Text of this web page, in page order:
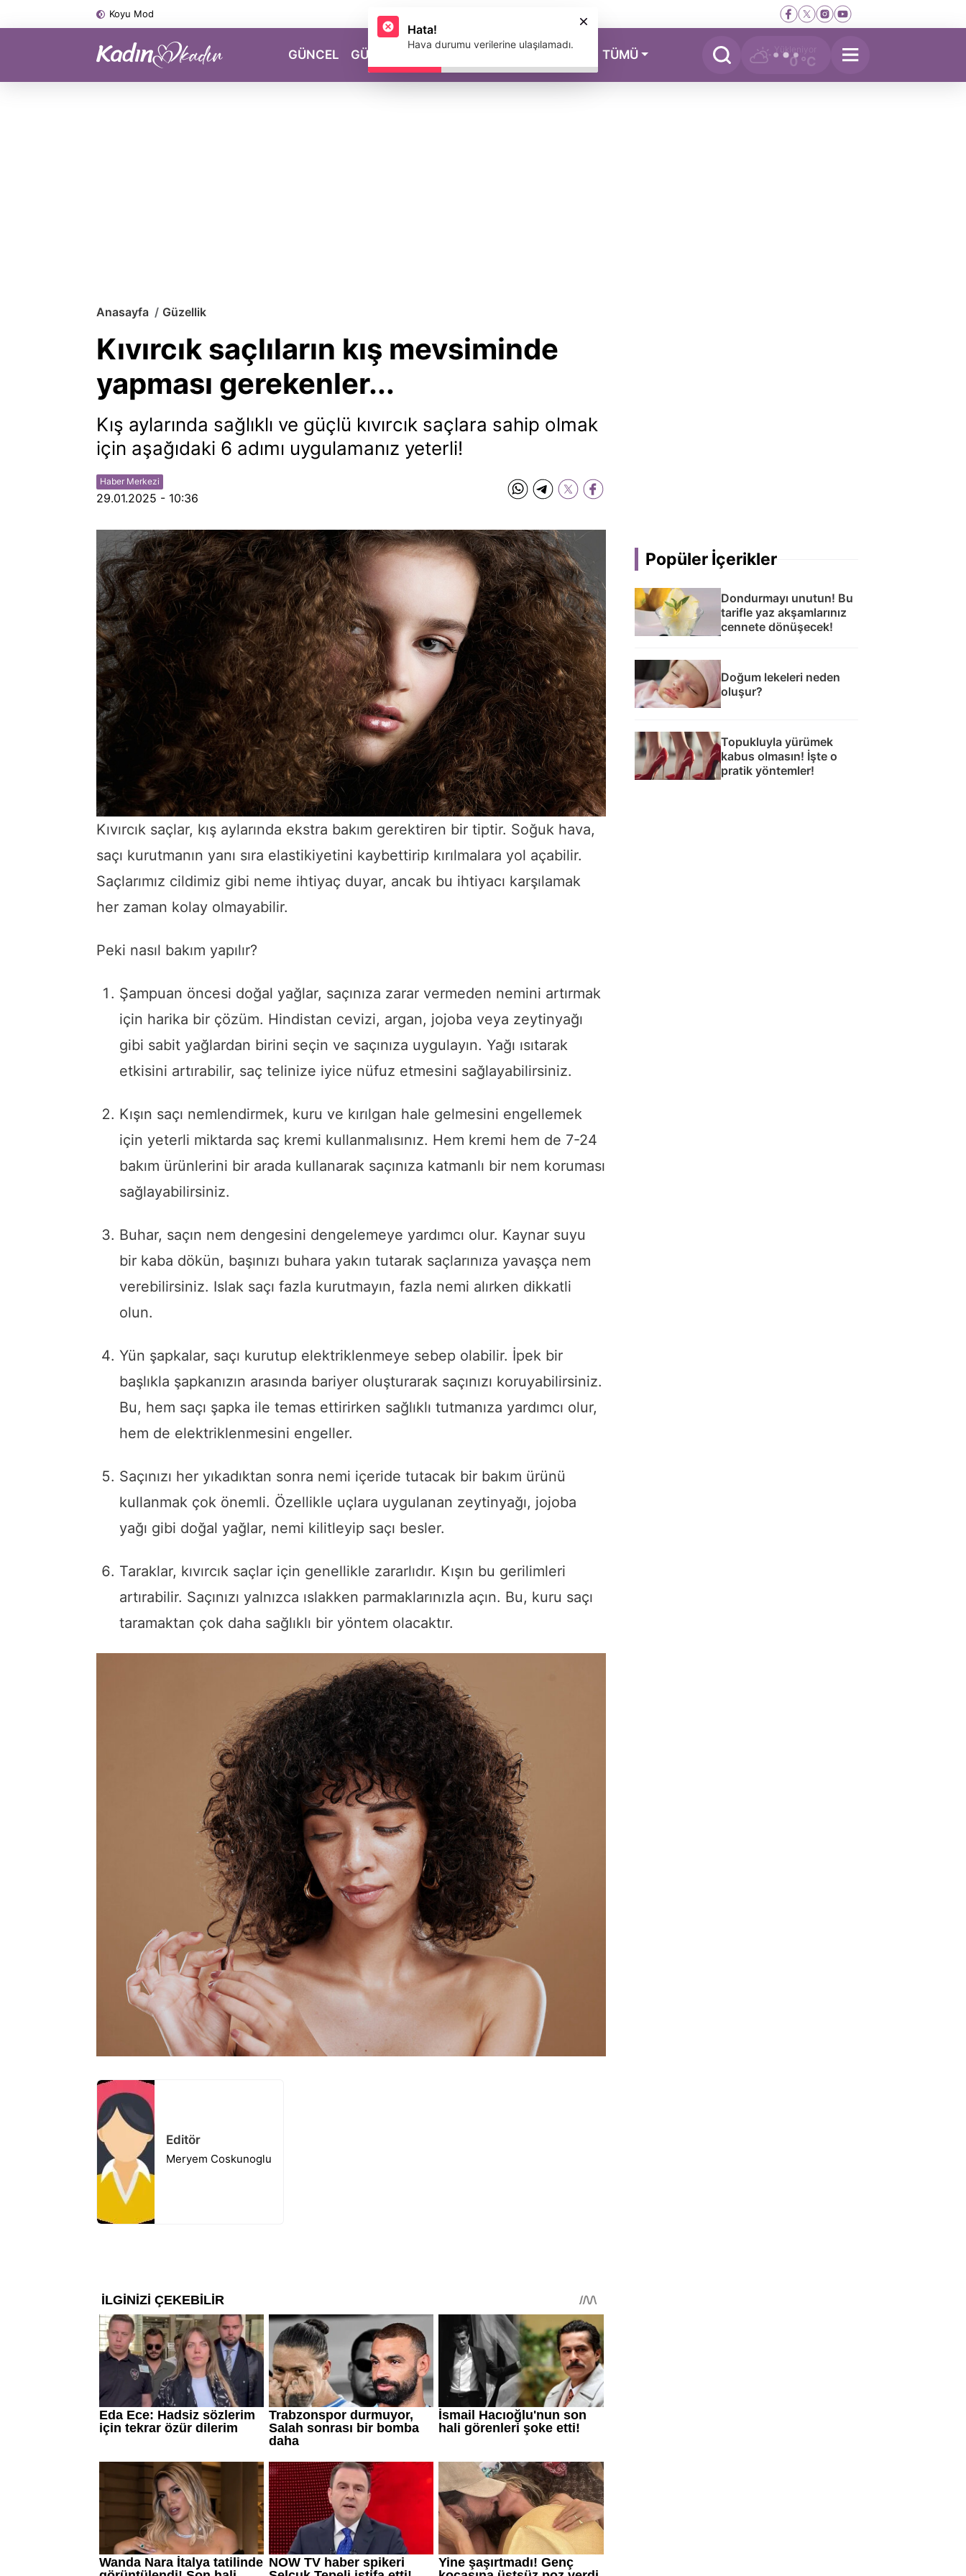
Koyu Mod
GÜNCEL GÜZELLİK MAGAZİN TÜMÜ Yükleniyor
0 °C
Anasayfa Güzellik
Kıvırcık saçlıların kış mevsiminde
yapması gerekenler...
Kış aylarında sağlıklı ve güçlü kıvırcık saçlara sahip olmak
için aşağıdaki 6 adımı uygulamanız yeterli!
Haber Merkezi
29.01.2025 - 10:36
Kıvırcık saçlar, kış aylarında ekstra bakım gerektiren bir tiptir. Soğuk hava,
saçı kurutmanın yanı sıra elastikiyetini kaybettirip kırılmalara yol açabilir.
Saçlarımız cildimiz gibi neme ihtiyaç duyar, ancak bu ihtiyacı karşılamak
her zaman kolay olmayabilir.
Peki nasıl bakım yapılır?
Şampuan öncesi doğal yağlar, saçınıza zarar vermeden nemini artırmak
için harika bir çözüm. Hindistan cevizi, argan, jojoba veya zeytinyağı
gibi sabit yağlardan birini seçin ve saçınıza uygulayın. Yağı ısıtarak
etkisini artırabilir, saç telinize iyice nüfuz etmesini sağlayabilirsiniz.
Kışın saçı nemlendirmek, kuru ve kırılgan hale gelmesini engellemek
için yeterli miktarda saç kremi kullanmalısınız. Hem kremi hem de 7-24
bakım ürünlerini bir arada kullanarak saçınıza katmanlı bir nem koruması
sağlayabilirsiniz.
Buhar, saçın nem dengesini dengelemeye yardımcı olur. Kaynar suyu
bir kaba dökün, başınızı buhara yakın tutarak saçlarınıza yavaşça nem
verebilirsiniz. Islak saçı fazla kurutmayın, fazla nemi alırken dikkatli
olun.
Yün şapkalar, saçı kurutup elektriklenmeye sebep olabilir. İpek bir
başlıkla şapkanızın arasında bariyer oluşturarak saçınızı koruyabilirsiniz.
Bu, hem saçı şapka ile temas ettirirken sağlıklı tutmanıza yardımcı olur,
hem de elektriklenmesini engeller.
Saçınızı her yıkadıktan sonra nemi içeride tutacak bir bakım ürünü
kullanmak çok önemli. Özellikle uçlara uygulanan zeytinyağı, jojoba
yağı gibi doğal yağlar, nemi kilitleyip saçı besler.
Taraklar, kıvırcık saçlar için genellikle zararlıdır. Kışın bu gerilimleri
artırabilir. Saçınızı yalnızca ıslakken parmaklarınızla açın. Bu, kuru saçı
taramaktan çok daha sağlıklı bir yöntem olacaktır.
Editör
Meryem Coskunoglu
Popüler İçerikler
Dondurmayı unutun! Bu
tarifle yaz akşamlarınız
cennete dönüşecek!
Doğum lekeleri neden
oluşur?
Topukluyla yürümek
kabus olmasın! İşte o
pratik yöntemler!
Hata!
Hava durumu verilerine ulaşılamadı.